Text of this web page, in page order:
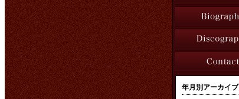
年月別アーカイブ